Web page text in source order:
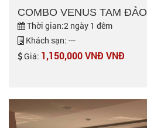
COMBO VENUS TAM ĐẢO
Thời gian:2 ngày 1 đêm
Khách sạn: ---
Giá: 1,150,000 VNĐ VNĐ